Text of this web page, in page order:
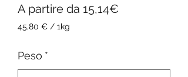
A partire da 15,14€
45,80 € / 1kg
1
Chilogrammo
Peso *